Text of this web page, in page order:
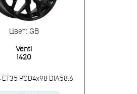
Цвет: GB
Venti
1420
ET35 PCD4x98 DIA58.6